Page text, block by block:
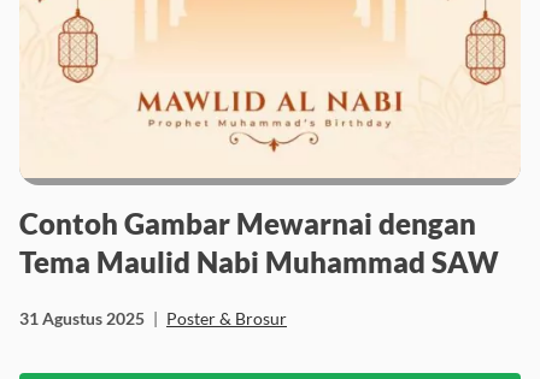
Contoh Gambar Mewarnai dengan
Tema Maulid Nabi Muhammad SAW
31 Agustus 2025 | Poster & Brosur